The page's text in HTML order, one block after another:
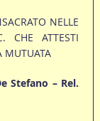
NELLE
CHE ATTESTI
MUTUATA
Stefano – Rel.